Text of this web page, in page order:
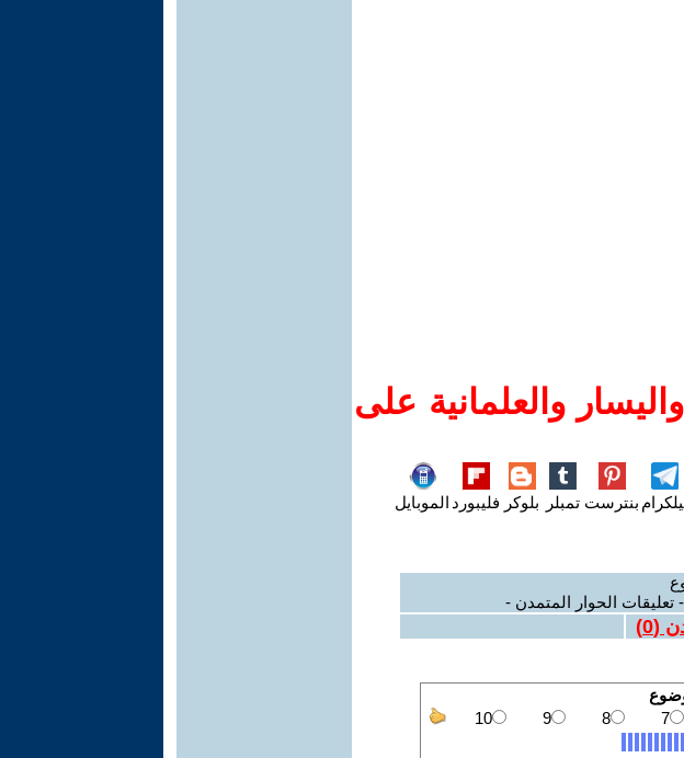
والعلمانية على
بنترست تمبلر بلوكر فليبورد الموبايل
تعليقات الحوار المتمدن -
(
0
)